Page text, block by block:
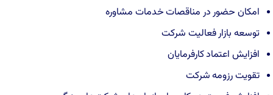
امکان حضور در مناقصات خدمات مشاوره
توسعه بازار فعالیت شرکت
افزایش اعتماد کارفرمایان
تقویت رزومه شرکت